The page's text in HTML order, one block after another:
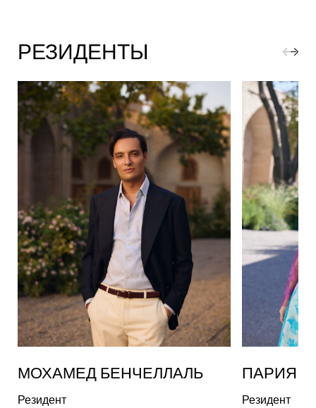
РЕЗИДЕНТЫ
МОХАМЕД БЕНЧЕЛЛАЛЬ
Резидент
ПАРИЯ
Резидент